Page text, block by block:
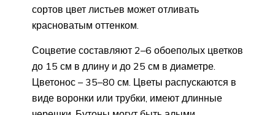
сортов цвет листьев может отливать
красноватым оттенком.
Соцветие составляют 2–6 обоеполых цветков
до 15 см в длину и до 25 см в диаметре.
Цветонос – 35–80 см. Цветы распускаются в
виде воронки или трубки, имеют длинные